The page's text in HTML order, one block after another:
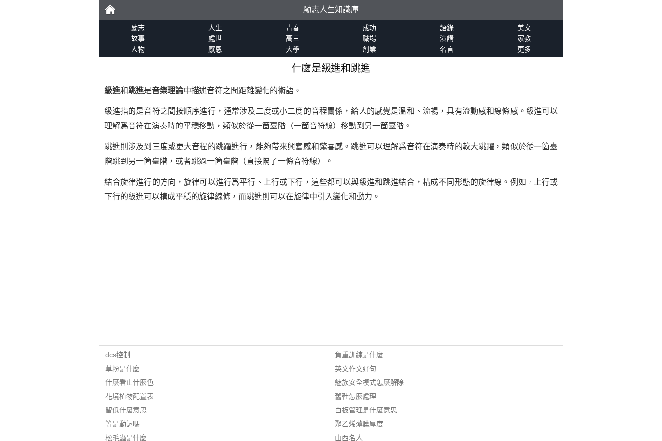
勵
勵志人生知識庫
勵志 人生 青春 成功 語錄
美文
故事
處世 高三 職場 演講
家教
人物
感恩 大學 創業 名言 更多
什麼是級進和跳進
級進和跳進是音樂理論中描述音符之間距離變化的術語。
級進指的是音符之間按順序進行，通常涉及二度或小二度的音程關係，給人的感覺是溫和、流暢，具有流動感和線條感。級進可以
理解爲音符在演奏時的平穩移動，類似於從一箇臺階（一箇音符線）移動到另一箇臺階。
跳進則涉及到三度或更大音程的跳躍進行，能夠帶來興奮感和驚喜感。跳進可以理解爲音符在演奏時的較大跳躍，類似於從一箇臺
階跳到另一箇臺階，或者跳過一箇臺階（直接隔了一條音符線）。
結合旋律進行的方向，旋律可以進行爲平行、上行或下行，這些都可以與級進和跳進結合，構成不同形態的旋律線。例如，上行或
下行的級進可以構成平穩的旋律線條，而跳進則可以在旋律中引入變化和動力。
dcs控制
草粉是什麼
什麼看山什麼色
花境植物配置表
留低什麼意思
等是動詞嗎
松毛蟲是什麼
負重訓練是什麼
英文作文好句
魅族安全模式怎麼解除
舊鞋怎麼處理
白板管理是什麼意思
聚乙烯薄膜厚度
山西名人